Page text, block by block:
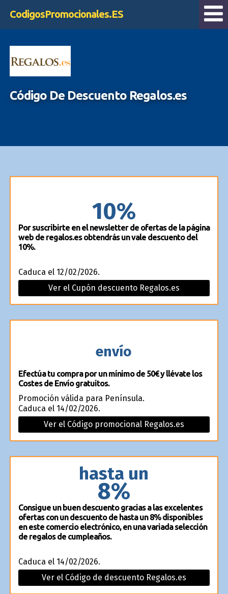
CodigosPromocionales.ES
Código De Descuento Regalos.es
10%
Por suscribirte en el newsletter de ofertas de la página
web de regalos.es obtendrás un vale descuento del
10%.
Caduca el 12/02/2026.
Ver el Cupón descuento Regalos.es
envío
Efectúa tu compra por un mínimo de 50€ y llévate los
Costes de Envío gratuitos.
Promoción válida para Península.
Caduca el 14/02/2026.
Ver el Código promocional Regalos.es
hasta un
8%
Consigue un buen descuento gracias a las excelentes
ofertas con un descuento de hasta un 8% disponibles
en este comercio electrónico, en una variada selección
de regalos de cumpleaños.
Caduca el 14/02/2026.
Ver el Código de descuento Regalos.es